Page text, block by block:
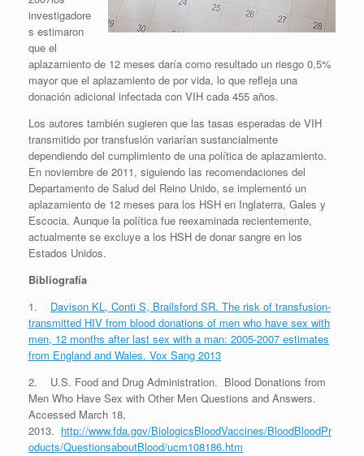
investigadore
s estimaron
que el
aplazamiento de 12 meses daría como resultado un riesgo 0,5%
mayor que el aplazamiento de por vida, lo que refleja una
donación adicional infectada con VIH cada 455 años.
Los autores también sugieren que las tasas esperadas de VIH
transmitido por transfusión variarían sustancialmente
dependiendo del cumplimiento de una política de aplazamiento.
En noviembre de 2011, siguiendo las recomendaciones del
Departamento de Salud del Reino Unido, se implementó un
aplazamiento de 12 meses para los HSH en Inglaterra, Gales y
Escocia. Aunque la política fue reexaminada recientemente,
actualmente se excluye a los HSH de donar sangre en los
Estados Unidos.
Bibliografía
1. Davison KL, Conti S, Brailsford SR. The risk of transfusion-
transmitted HIV from blood donations of men who have sex with
men, 12 months after last sex with a man: 2005-2007 estimates
from England and Wales. Vox Sang 2013
2. U.S. Food and Drug Administration. Blood Donations from
Men Who Have Sex with Other Men Questions and Answers.
Accessed March 18,
2013. http://www.fda.gov/BiologicsBloodVaccines/BloodBloodPr
oducts/QuestionsaboutBlood/ucm108186.htm